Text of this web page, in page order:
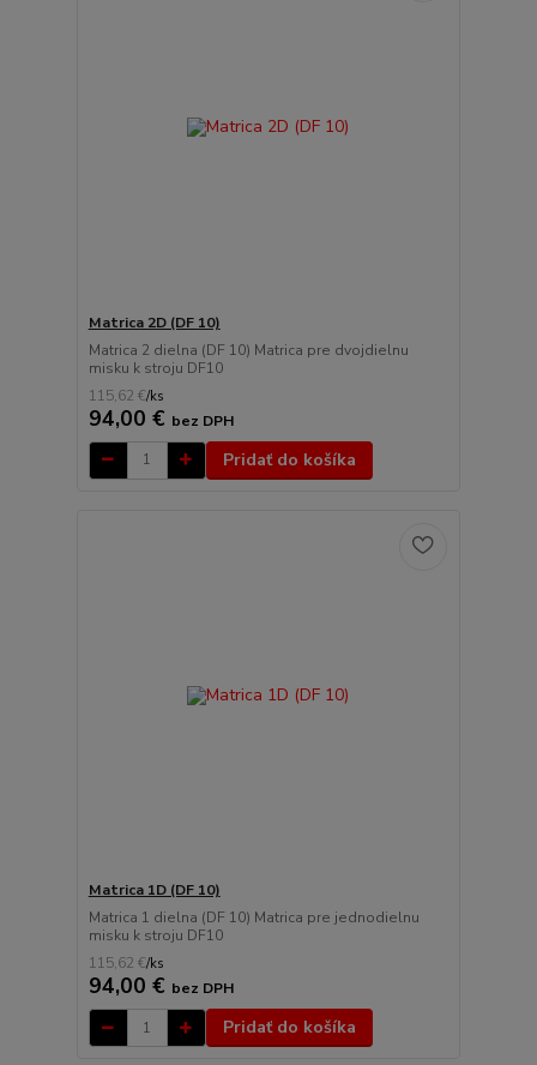
Matrica 2D (DF 10)
Matrica 2 dielna (DF 10) Matrica pre dvojdielnu
misku k stroju DF10
115,62 €/ks
94,00 € bez DPH
Pridať do košíka
Matrica 1D (DF 10)
Matrica 1 dielna (DF 10) Matrica pre jednodielnu
misku k stroju DF10
115,62 €/ks
94,00 € bez DPH
Pridať do košíka